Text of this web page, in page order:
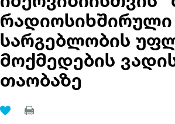
სარგებლობის
მოქმედების
თაობაზე